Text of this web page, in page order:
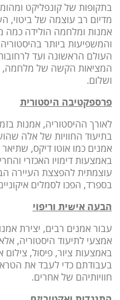
בתקופות של קונפליקט
מדיום רב עוצמה של ביטוי,
אמנות ומלחמה הולידה כמה
והמשפיעות ביותר
העולם הראשונה ועד
המציאות הקשה של מלחמה,
ושלום.
פרספקטיבה היסטורית
לאורך ההיסטוריה, אמנות
בתיעוד החוויות של אלה
אמנים כמו אוטו דיקס,
באמצעות דימויו האכזרי
עוצמתית להפצצת העיירה
בספרד, הפכו לסמלים
הבעה אישית וריפוי
עבור אמנים רבים, יצירת
אמצעי לתיעוד היסטוריה, אלא
באמצעות ציור, פיסול,
בעבודתם כדי לעבד את
חוויותיהם של אחרים.